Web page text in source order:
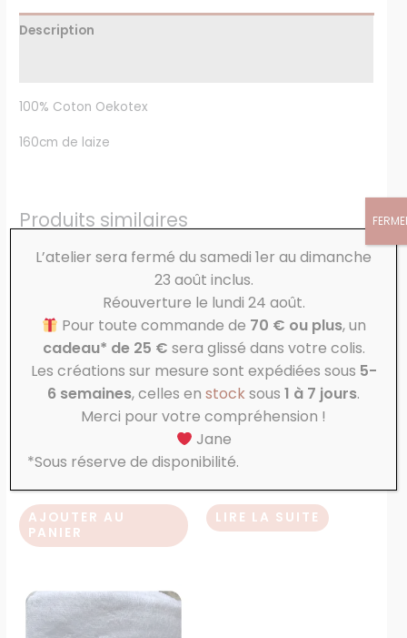
Description
100% Coton Oekotex
160cm de laize
Produits similaires
Uni vieux bleu
AJOUTER AU
PANIER
EN RUPTURE DE STOCK
Coton
Chat noir et rouge
LIRE LA SUITE
L’atelier sera fermé du samedi 1er au dimanche
23 août inclus.
Réouverture le lundi 24 août.
Pour toute commande de 70 € ou plus, un
cadeau* de 25 € sera glissé dans votre colis.
Les créations sur mesure sont expédiées sous 5-
6 semaines, celles en stocksous 1 à 7 jours.
Merci pour votre compréhension !
Jane
*Sous réserve de disponibilité.